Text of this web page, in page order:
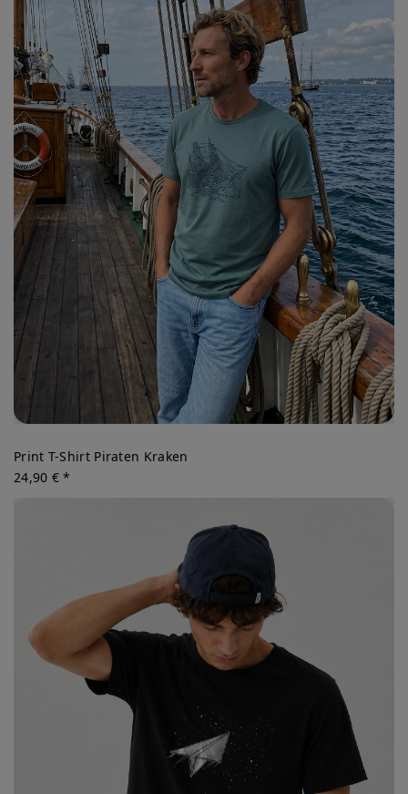
Print T-Shirt Piraten Kraken
24,90 € *